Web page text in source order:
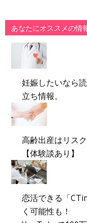
あなたにオススメの情
妊娠したいなら
立ち情報。
高齢出産はリス
【体験談あり】
恋活できる「
く可能性も！